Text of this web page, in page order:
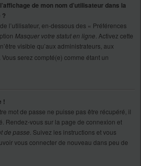
de mon nom d’utilisateur dans la
?
l’utilisateur, en-dessous des « Préférences
Masquer votre statut en ligne . Activez cette
visible qu’aux administrateurs, aux
serez compté(e) comme étant un
!
mot de passe ne puisse pas être récupéré, il
Rendez-vous sur la page de connexion et
de passe . Suivez les instructions et vous
vous connecter de nouveau dans peu de